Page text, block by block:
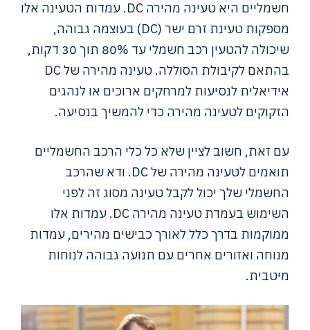
חשמליים היא טעינה מהירה DC. עמדות הטעינה אלו
מספקות טעינת זרם ישר (DC) בעוצמה גבוהה,
שיכולה להטעין רכב חשמלי עד 80% תוך 30 דקות,
בהתאם לקיבולת הסוללה. טעינה מהירה של DC
אידיאלית לנסיעות למרחקים ארוכים או לנהגים
הזקוקים לטעינה מהירה כדי להמשיך בנסיעה.
עם זאת, חשוב לציין שלא כל כלי הרכב החשמליים
תואמים לטעינה מהירה של DC. ודא שהרכב
החשמלי שלך יכול לקבל טעינה מסוג זה לפני
השימוש בעמדת טעינה מהירה DC. עמדות אלו
ממוקמות בדרך כלל לאורך כבישים מהירים, עמדות
מנוחה ואזורים אחרים עם תנועה גבוהה לנוחות
מיטבית.